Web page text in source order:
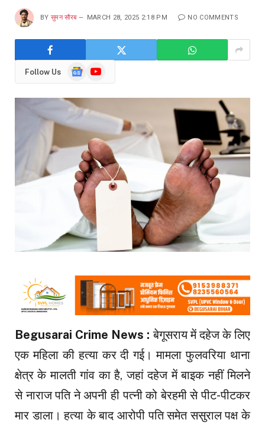
BY सुमन सौरब MARCH 28, 2025 2:18 PM NO COMMENTS
Follow Us
GoogleYouTube
Begusarai Crime News : बेगूसराय में दहेज के लिए
एक महिला की हत्या कर दी गई। मामला फुलवरिया थाना
क्षेत्र के मालती गांव का है, जहां दहेज में बाइक नहीं मिलने
से नाराज पति ने अपनी ही पत्नी को बेरहमी से पीट-पीटकर
मार डाला। हत्या के बाद आरोपी पति समेत ससुराल पक्ष के